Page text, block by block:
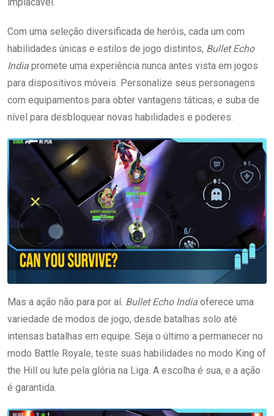
Com uma seleção diversificada de heróis, cada um com
habilidades únicas e estilos de jogo distintos, Bullet Echo
India promete uma experiência nunca antes vista em jogos
para dispositivos móveis. Personalize seus personagens
com equipamentos para obter vantagens táticas, e suba de
nível para desbloquear novas habilidades e poderes.
Mas a ação não para por aí. Bullet Echo India oferece uma
variedade de modos de jogo, desde batalhas solo até
intensas batalhas em equipe. Seja o último a permanecer no
modo Battle Royale, teste suas habilidades no modo King of
the Hill ou lute pela glória na Liga. A escolha é sua, e a ação
é garantida.